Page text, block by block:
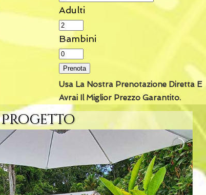
Adulti
Bambini
Prenota
Usa La Nostra Prenotazione Diretta E
Avrai Il Miglior Prezzo Garantito.
Progetto